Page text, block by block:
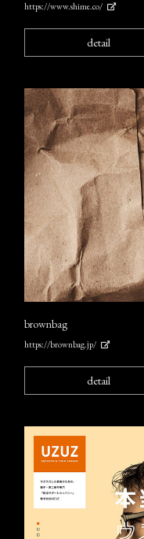
https://www.shime.co/
detail
brownbag
https://brownbag.jp/
detail